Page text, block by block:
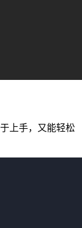
上手，又能轻松